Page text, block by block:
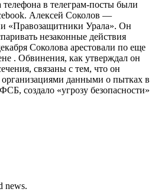
телефона в телеграм-посты были
Алексей Соколов —
«Правозащитники Урала». Он
незаконные действия
Соколова арестовали по еще
. Обвинения, как утверждал он
связаны с тем, что он
данными о пытках в
создало «угрозу безопасности»
news.